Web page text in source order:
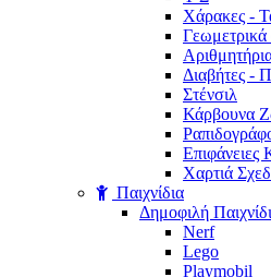
Χάρακες -
Διαβήτες -
Στένσιλ
Κάρβουνα
Επιφάνειες
Χαρτιά
Παιχνίδια
Δημοφιλή
Nerf
Lego
Playmobil